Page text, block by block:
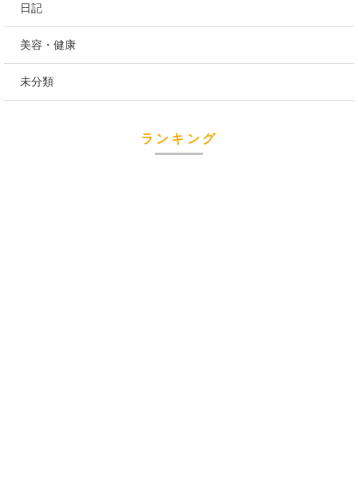
日記
美容・健康
未分類
ランキング